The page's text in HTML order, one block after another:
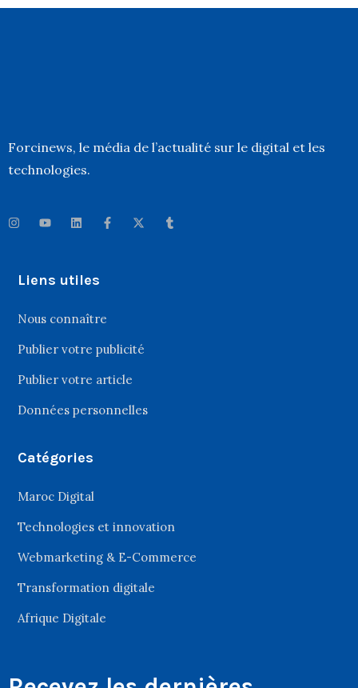
Forcinews, le média de l’actualité sur le digital et les
technologies.
Liens utiles
Nous connaître
Publier votre publicité
Publier votre article
Données personnelles
Catégories
Maroc Digital
Technologies et innovation
Webmarketing & E-Commerce
Transformation digitale
Afrique Digitale